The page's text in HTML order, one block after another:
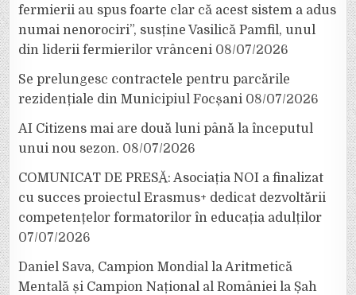
fermierii au spus foarte clar că acest sistem a adus
numai nenorociri”, susține Vasilică Pamfil, unul
din liderii fermierilor vrânceni 08/07/2026
Se prelungesc contractele pentru parcările
rezidențiale din Municipiul Focșani 08/07/2026
AI Citizens mai are două luni până la începutul
unui nou sezon. 08/07/2026
COMUNICAT DE PRESĂ: Asociația NOI a finalizat
cu succes proiectul Erasmus+ dedicat dezvoltării
competențelor formatorilor în educația adulților
07/07/2026
Daniel Sava, Campion Mondial la Aritmetică
Mentală și Campion Național al României la Șah